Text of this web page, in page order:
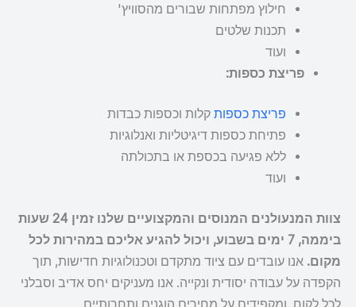
חילוץ מפתחות שבורים מהסוויץ'
תכנות שלטים
ועוד
פריצת כספות:
פריצת כספות קלות וכספות כבדות
פתיחת כספות דיגיטליות ואנלוגיות
ללא פגיעה בכספת או בתכולתה
ועוד
צוות המנעולנים המנוסים והמקצועיים שלנו זמין 24 שעות
ביממה, 7 ימים בשבוע, ויכול להגיע אליכם במהירות לכל
מקום. אנו עובדים עם ציוד מתקדם וטכנולוגיות חדישות, תוך
הקפדה על עבודה יסודית ונקייה. אנו מעניקים יחס אדיב וסבלני